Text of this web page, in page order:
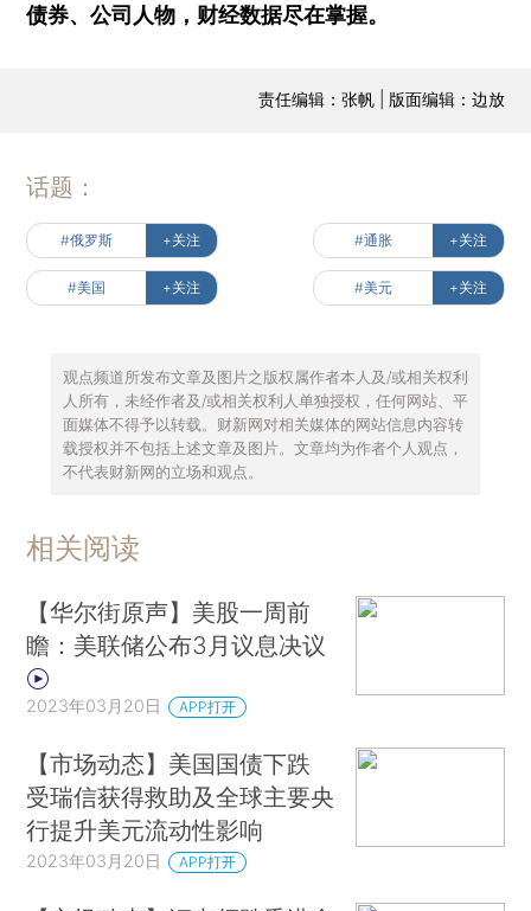
债券、公司人物，财经数据尽在掌握。
责任编辑：张帆 | 版面编辑：边放
话题：
#俄罗斯 +关注 #通胀 +关注
#美国 +关注 #美元 +关注
观点频道所发布文章及图片之版权属作者本人及/或相关权利
人所有，未经作者及/或相关权利人单独授权，任何网站、平
面媒体不得予以转载。财新网对相关媒体的网站信息内容转
载授权并不包括上述文章及图片。文章均为作者个人观点，
不代表财新网的立场和观点。
相关阅读
【华尔街原声】美股一周前
瞻：美联储公布3月议息决议
2023年03月20日 APP打开
【市场动态】美国国债下跌
受瑞信获得救助及全球主要央
行提升美元流动性影响
2023年03月20日 APP打开